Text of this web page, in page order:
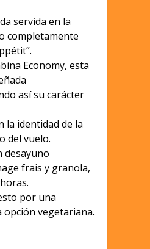
servida en la
completamente
Economy, esta
así su carácter
la identidad de la
del vuelo.
desayuno
frais y granola,
por una
opción vegetariana.